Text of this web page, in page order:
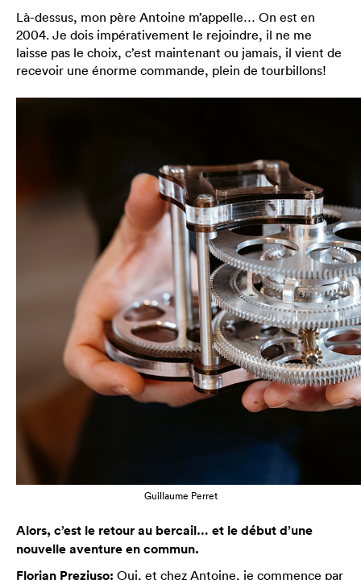
Là-dessus, mon père Antoine m’appelle… On est en
2004. Je dois impérativement le rejoindre, il ne me
laisse pas le choix, c’est maintenant ou jamais, il vient de
recevoir une énorme commande, plein de tourbillons!
Guillaume Perret
Alors, c’est le retour au bercail… et le début d’une
nouvelle aventure en commun.
Florian Preziuso: Oui, et chez Antoine, je commence par